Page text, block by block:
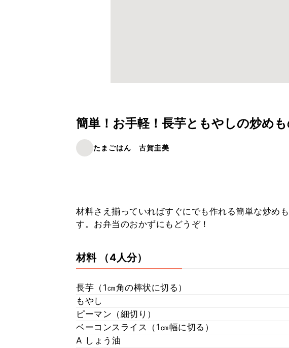
簡単！お手軽！長芋ともやしの炒め
たまごはん 古賀圭美
材料さえ揃っていればすぐにでも作れる簡単な炒め
す。お弁当のおかずにもどうぞ！
材料 （4人分）
長芋（1㎝角の棒状に切る）
もやし
ピーマン（細切り）
ベーコンスライス（1㎝幅に切る）
A しょう油